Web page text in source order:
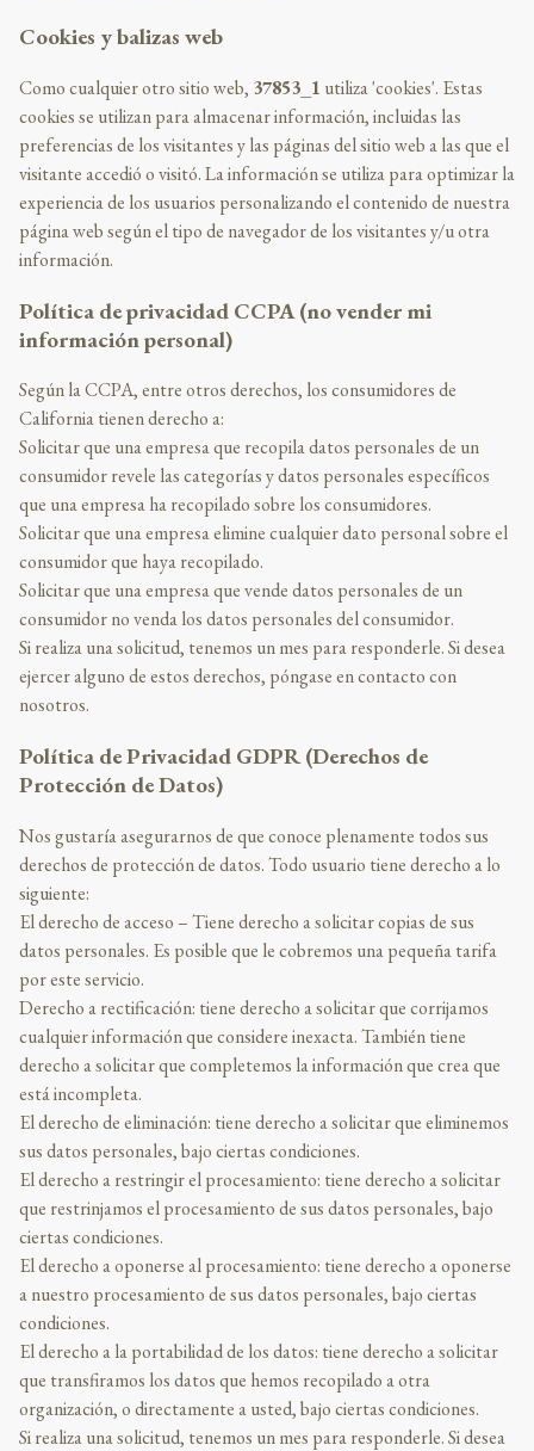
Cookies y balizas web
Como cualquier otro sitio web, 37853_1 utiliza 'cookies'. Estas
cookies se utilizan para almacenar información, incluidas las
preferencias de los visitantes y las páginas del sitio web a las que el
visitante accedió o visitó. La información se utiliza para optimizar la
experiencia de los usuarios personalizando el contenido de nuestra
página web según el tipo de navegador de los visitantes y/u otra
información.
Política de privacidad CCPA (no vender mi
información personal)
Según la CCPA, entre otros derechos, los consumidores de
California tienen derecho a:
Solicitar que una empresa que recopila datos personales de un
consumidor revele las categorías y datos personales específicos
que una empresa ha recopilado sobre los consumidores.
Solicitar que una empresa elimine cualquier dato personal sobre el
consumidor que haya recopilado.
Solicitar que una empresa que vende datos personales de un
consumidor no venda los datos personales del consumidor.
Si realiza una solicitud, tenemos un mes para responderle. Si desea
ejercer alguno de estos derechos, póngase en contacto con
nosotros.
Política de Privacidad GDPR (Derechos de
Protección de Datos)
Nos gustaría asegurarnos de que conoce plenamente todos sus
derechos de protección de datos. Todo usuario tiene derecho a lo
siguiente:
El derecho de acceso – Tiene derecho a solicitar copias de sus
datos personales. Es posible que le cobremos una pequeña tarifa
por este servicio.
Derecho a rectificación: tiene derecho a solicitar que corrijamos
cualquier información que considere inexacta. También tiene
derecho a solicitar que completemos la información que crea que
está incompleta.
El derecho de eliminación: tiene derecho a solicitar que eliminemos
sus datos personales, bajo ciertas condiciones.
El derecho a restringir el procesamiento: tiene derecho a solicitar
que restrinjamos el procesamiento de sus datos personales, bajo
ciertas condiciones.
El derecho a oponerse al procesamiento: tiene derecho a oponerse
a nuestro procesamiento de sus datos personales, bajo ciertas
condiciones.
El derecho a la portabilidad de los datos: tiene derecho a solicitar
que transfiramos los datos que hemos recopilado a otra
organización, o directamente a usted, bajo ciertas condiciones.
Si realiza una solicitud, tenemos un mes para responderle. Si desea